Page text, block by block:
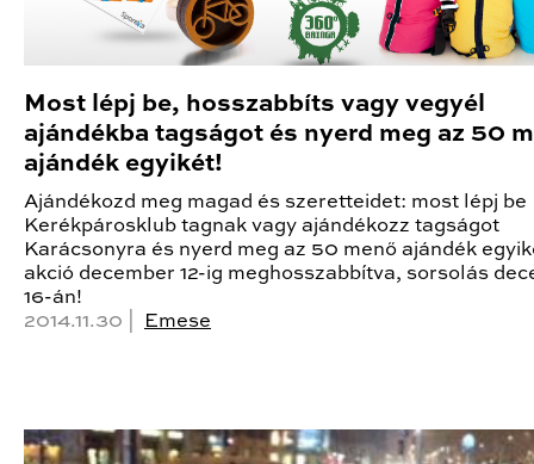
Most lépj be, hosszabbíts vagy vegyél
ajándékba tagságot és nyerd meg az 50
ajándék egyikét!
Ajándékozd meg magad és szeretteidet: most lépj be
Kerékpárosklub tagnak vagy ajándékozz tagságot
Karácsonyra és nyerd meg az 50 menő ajándék
akció december 12-ig meghosszabbítva, sorsolás
16-án!
2014.11.30 |
Emese